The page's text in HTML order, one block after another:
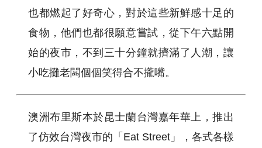
也都燃起了好奇心，對於這些新鮮感十足的
食物，他們也都很願意嘗試，從下午六點開
始的夜市，不到三十分鐘就擠滿了人潮，讓
小吃攤老闆個個笑得合不攏嘴。
澳洲布里斯本於昆士蘭台灣嘉年華上，推出
了仿效台灣夜市的「Eat Street」，各式各樣